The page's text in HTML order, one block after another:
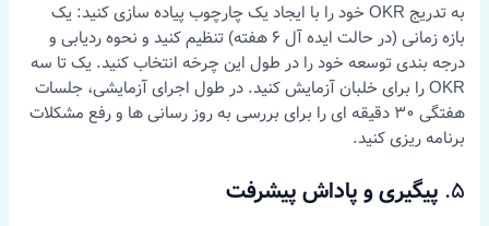
به تدریج OKR خود را با ایجاد یک چارچوب پیاده سازی کنید: یک
بازه زمانی (در حالت ایده آل 6 هفته) تنظیم کنید و نحوه ردیابی و
درجه بندی توسعه خود را در طول این چرخه انتخاب کنید. یک تا سه
OKR را برای خلبان آزمایش کنید. در طول اجرای آزمایشی، جلسات
هفتگی 30 دقیقه ای را برای بررسی به روز رسانی ها و رفع مشکلات
برنامه ریزی کنید.
5. پیگیری و پاداش پیشرفت